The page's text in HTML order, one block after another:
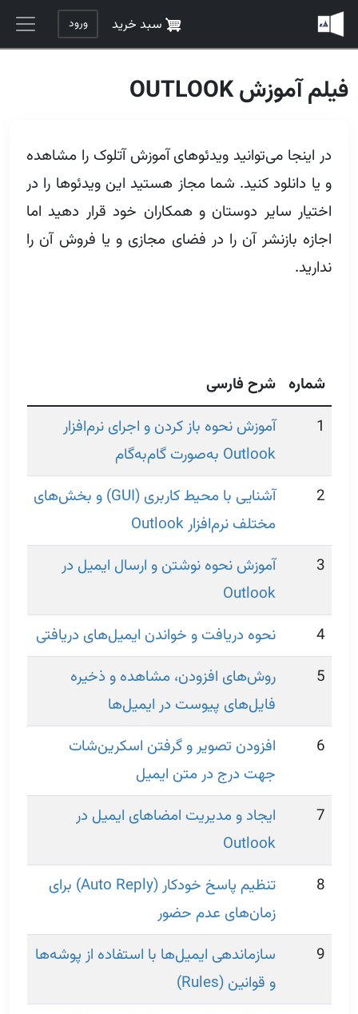
رفتن به محتوای اصلی
سبد خرید ورود
فیلم آموزش OUTLOOK
در اینجا می‌توانید ویدئوهای آموزش آتلوک را مشاهده
و یا دانلود کنید. شما مجاز هستید این ویدئوها را در
اختیار سایر دوستان و همکاران خود قرار دهید اما
اجازه بازنشر آن را در فضای مجازی و یا فروش آن را
ندارید.
شماره شرح فارسی
1
آموزش نحوه باز کردن و اجرای نرم‌افزار
Outlook به‌صورت گام‌به‌گام
2
آشنایی با محیط کاربری (GUI) و بخش‌های
مختلف نرم‌افزار Outlook
3
آموزش نحوه نوشتن و ارسال ایمیل در
Outlook
4
نحوه دریافت و خواندن ایمیل‌های دریافتی
5
روش‌های افزودن، مشاهده و ذخیره
فایل‌های پیوست در ایمیل‌ها
6
افزودن تصویر و گرفتن اسکرین‌شات
جهت درج در متن ایمیل
7
ایجاد و مدیریت امضاهای ایمیل در
Outlook
8
تنظیم پاسخ خودکار (Auto Reply) برای
زمان‌های عدم حضور
9
سازماندهی ایمیل‌ها با استفاده از پوشه‌ها
و قوانین (Rules)